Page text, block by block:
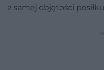
z samej objętości